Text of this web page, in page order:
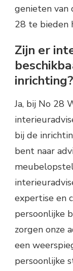
genieten van
28 te bieden
Zijn er
inrichting?
Ja, bij No 28
bij de
bent naar
expertise en
persoonlijke
zorgen onze
een
persoonlijke